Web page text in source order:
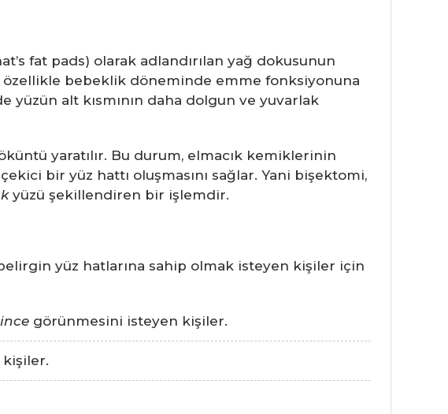
fat pads) olarak adlandırılan yağ dokusunun
özellikle bebeklik döneminde emme fonksiyonuna
yüzün alt kısmının daha dolgun ve yuvarlak
yaratılır. Bu durum, elmacık kemiklerinin
bir yüz hattı oluşmasını sağlar. Yani bişektomi,
yüzü şekillendiren bir işlemdir.
yüz hatlarına sahip olmak isteyen kişiler için
görünmesini isteyen kişiler.